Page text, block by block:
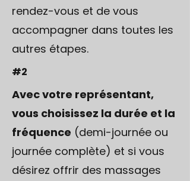
rendez-vous et de vous
accompagner dans toutes les
autres étapes.
#2
Avec votre représentant,
vous choisissez la durée et la
fréquence (demi-journée ou
journée complète) et si vous
désirez offrir des massages